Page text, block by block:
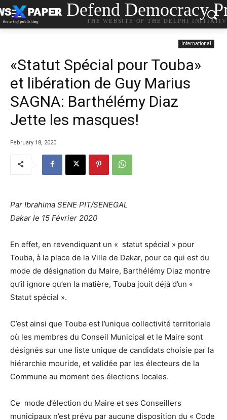
Defend Democracy
THE WEBSITE OF THE DELPHI
International
«Statut Spécial pour Touba»
et libération de Guy Marius
SAGNA: Barthélémy Diaz
Jette les masques!
February 18, 2020
Par Ibrahima SENE PIT/SENEGAL
Dakar le 15 Février 2020
En effet, en revendiquant un « statut spécial » pour
Touba, à la place de la Ville de Dakar, pour ce qui est du
mode de désignation du Maire, Barthélémy Diaz montre
qu’il ignore qu’en la matière, Touba jouit déjà d’un «
Statut spécial ».
C’est ainsi que Touba est l’unique collectivité territoriale
où les membres du Conseil Municipal et le Maire sont
désignés sur une liste unique de candidats choisie par la
hiérarchie mouride, et validée par les électeurs de la
Commune au moment des élections locales.
Ce mode d’élection du Maire et ses Conseillers
municipaux n’est prévu par aucune disposition du « Code